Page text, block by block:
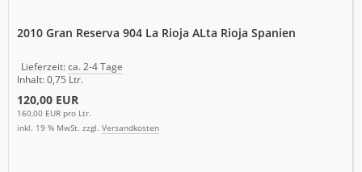
2010 Gran Reserva 904 La Rioja ALta Rioja Spanien
Lieferzeit:ca. 2-4 Tage
Inhalt: 0,75 Ltr.
120,00 EUR
160,00 EUR pro Ltr.
inkl. 19 % MwSt. zzgl. Versandkosten